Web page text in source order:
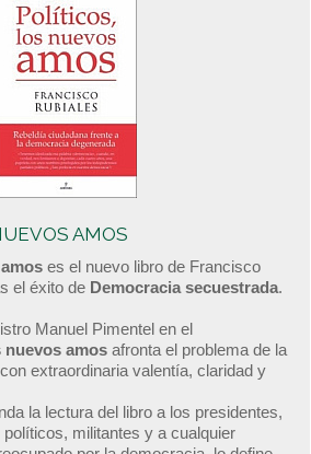
AMOS
es el nuevo libro de Francisco
el éxito de Democracia secuestrada.
Manuel Pimentel en el
amos afronta el problema de la
extraordinaria valentía, claridad y
la lectura del libro a los presidentes,
militantes y a cualquier